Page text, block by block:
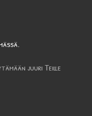
juuri Teille